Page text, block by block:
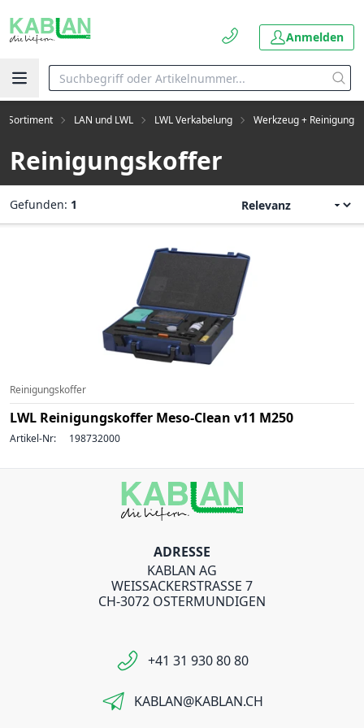
Anmelden
Sortiment LAN und LWL LWL Verkabelung Werkzeug + Reinigung
Reinigungskoffer
Gefunden: 1
Reinigungskoffer
LWL Reinigungskoffer Meso-Clean v11 M250
Artikel-Nr: 198732000
ADRESSE
KABLAN AG
WEISSACKERSTRASSE 7
CH-3072 OSTERMUNDIGEN
+41 31 930 80 80
KABLAN@KABLAN.CH